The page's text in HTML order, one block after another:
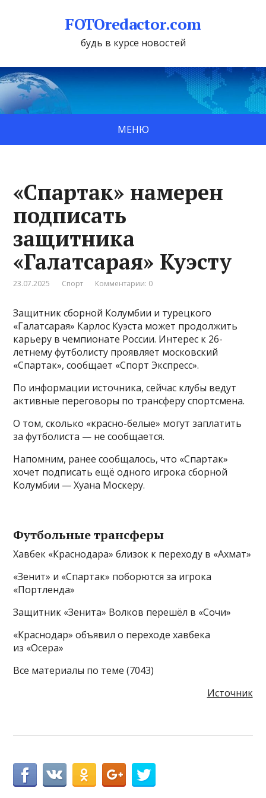
FOTOredactor.com
будь в курсе новостей
МЕНЮ
«Спартак» намерен
подписать
защитника
«Галатсарая» Куэсту
23.07.2025 Спорт Комментарии: 0
Защитник сборной Колумбии и турецкого
«Галатсарая» Карлос Куэста может продолжить
карьеру в чемпионате России. Интерес к 26-
летнему футболисту проявляет московский
«Спартак», сообщает «Спорт Экспресс».
По информации источника, сейчас клубы ведут
активные переговоры по трансферу спортсмена.
О том, сколько «красно-белые» могут заплатить
за футболиста — не сообщается.
Напомним, ранее сообщалось, что «Спартак»
хочет подписать ещё одного игрока сборной
Колумбии — Хуана Москеру.
Футбольные трансферы
Хавбек «Краснодара» близок к переходу в «Ахмат»
«Зенит» и «Спартак» поборются за игрока
«Портленда»
Защитник «Зенита» Волков перешёл в «Сочи»
«Краснодар» объявил о переходе хавбека
из «Осера»
Все материалы по теме (7043)
Источник